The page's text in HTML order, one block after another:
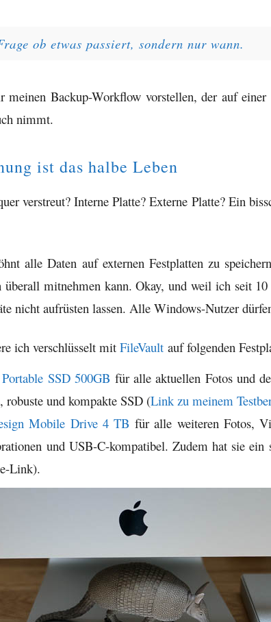
ob etwas passiert, sondern nur wann.
meinen Backup-Workflow vorstellen, der auf
nimmt.
ist das halbe Leben
verstreut? Interne Platte? Externe Platte? Ein
alle Daten auf externen Festplatten zu
mitnehmen kann. Okay, und weil ich seit
nicht aufrüsten lassen. Alle Windows-Nutzer
ich verschlüsselt mit FileVault auf folgenden
SSD 500GB für alle aktuellen Fotos und
robuste und kompakte SSD (Link zu meinem
Mobile Drive 4 TB für alle weiteren Fotos,
und USB-C-kompatibel. Zudem hat sie ein
Link).